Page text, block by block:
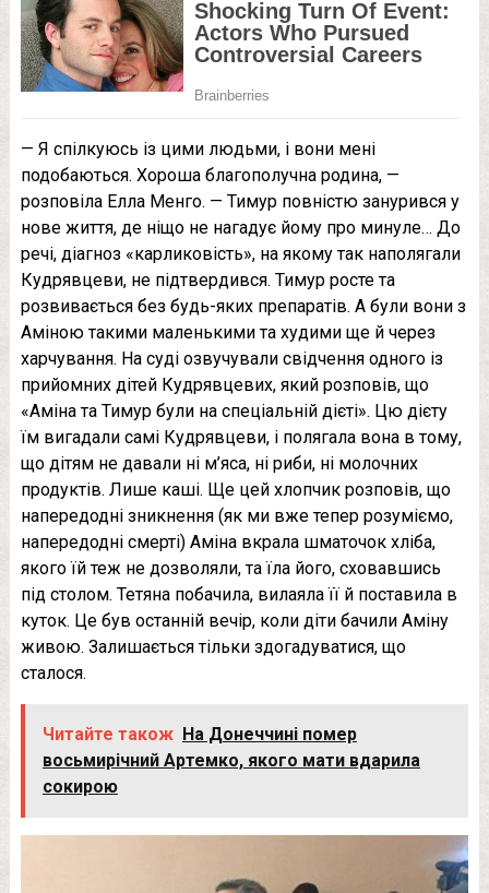
— Я спілкуюсь із цими людьми, і вони мені
подобаються. Хороша благополучна родина, —
розповіла Елла Менго. — Тимур повністю занурився у
нове життя, де ніщо не нагадує йому про минуле… До
речі, діагноз «карликовість», на якому так наполягали
Кудрявцеви, не підтвердився. Тимур росте та
розвивається без будь-яких препаратів. А були вони з
Аміною такими маленькими та худими ще й через
харчування. На суді озвучували свідчення одного із
прийомних дітей Кудрявцевих, який розповів, що
«Аміна та Тимур були на спеціальній дієті». Цю дієту
їм вигадали самі Кудрявцеви, і полягала вона в тому,
що дітям не давали ні м’яса, ні риби, ні молочних
продуктів. Лише каші. Ще цей хлопчик розповів, що
напередодні зникнення (як ми вже тепер розуміємо,
напередодні смерті) Аміна вкрала шматочок хліба,
якого їй теж не дозволяли, та їла його, сховавшись
під столом. Тетяна побачила, вилаяла її й поставила в
куток. Це був останній вечір, коли діти бачили Аміну
живою. Залишається тільки здогадуватися, що
сталося.
Читайте також На Донеччині помep
восьмирічний Артемко, якого мати вдаpила
сокиpою